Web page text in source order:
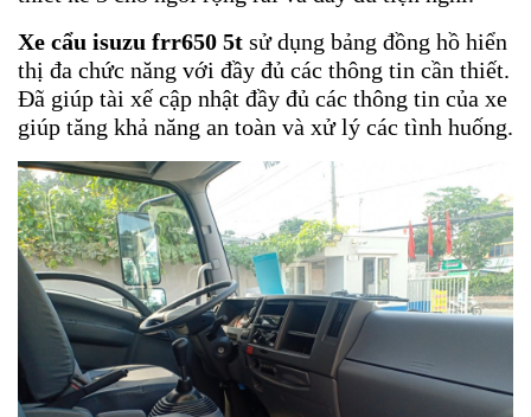
Xe cẩu isuzu frr650 5t sử dụng bảng đồng hồ hiển
thị đa chức năng với đầy đủ các thông tin cần thiết.
Đã giúp tài xế cập nhật đầy đủ các thông tin của xe
giúp tăng khả năng an toàn và xử lý các tình huống.